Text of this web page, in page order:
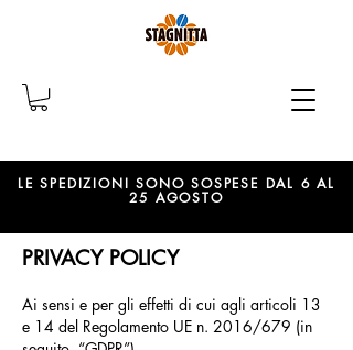
LE SPEDIZIONI SONO SOSPESE DAL 6 AL
25 AGOSTO
PRIVACY POLICY
Ai sensi e per gli effetti di cui agli articoli 13
e 14 del Regolamento UE n. 2016/679 (in